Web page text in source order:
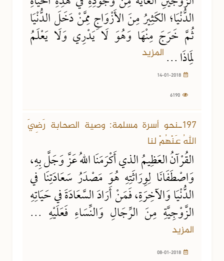
الدُّنْيَا؛ الكَثِيرُ مِنَ الأَزْوَاجِ مِمَّنْ دَخَلَ الدُّنْيَا
ثُمَّ خَرَجَ مِنْهَا وَهُوَ لَا يَدْرِي وَلَا يَعْلَمُ
لِمَاذَا ... المزيد
197ـنحو أسرة مسلمة: وصية الصحابة رَضِيَ
اللهُ عَنْهُمْ لنا
القُرْآنُ العَظِيمُ الذي أَكْرَمَنَا اللهُ عَزَّ وَجَلَّ بِهِ،
وَاصْطَفَانَا لِوِرَاثَتِهِ هُوَ مَصْدَرُ سَعَادَتِنَا في
الدُّنْيَا وَالآخِرَةِ، فَمَنْ أَرَادَ السَّعَادَةَ في حَيَاتِهِ
الزَّوْجِيَّةِ مِنَ الرِّجَالِ وَالنِّسَاءِ فَعَلَيْهِ ...
المزيد